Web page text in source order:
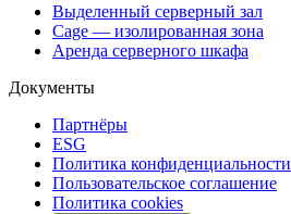
Выделенный серверный зал
Cage — изолированная зона
Аренда серверного шкафа
Документы
Партнёры
ESG
Политика конфиденциальности
Пользовательское соглашение
Политика cookies